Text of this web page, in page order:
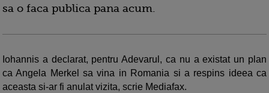
sa o faca publica pana acum.
Iohannis a declarat, pentru Adevarul, ca nu a existat un plan
ca Angela Merkel sa vina in Romania si a respins ideea ca
aceasta si-ar fi anulat vizita, scrie Mediafax.